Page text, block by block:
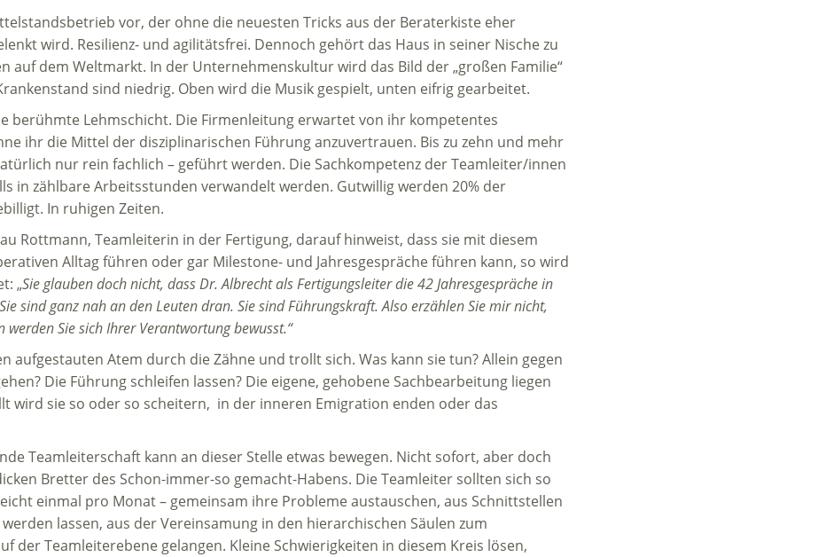
vor, der ohne die neuesten Tricks aus der Beraterkiste eher
wird. Resilienz- und agilitätsfrei. Dennoch gehört das Haus in seiner Nische zu
auf dem Weltmarkt. In der Unternehmenskultur wird das Bild der „großen Familie“
sind niedrig. Oben wird die Musik gespielt, unten eifrig gearbeitet.
berühmte Lehmschicht. Die Firmenleitung erwartet von ihr kompetentes
ihr die Mittel der disziplinarischen Führung anzuvertrauen. Bis zu zehn und mehr
nur rein fachlich – geführt werden. Die Sachkompetenz der Teamleiter/innen
in zählbare Arbeitsstunden verwandelt werden. Gutwillig werden 20% der
In ruhigen Zeiten.
Rottmann, Teamleiterin in der Fertigung, darauf hinweist, dass sie mit diesem
Alltag führen oder gar Milestone- und Jahresgespräche führen kann, so wird
„Sie glauben doch nicht, dass Dr. Albrecht als Fertigungsleiter die 42 Jahresgespräche in
sind ganz nah an den Leuten dran. Sie sind Führungskraft. Also erzählen Sie mir nicht,
Sie sich Ihrer Verantwortung bewusst.“
aufgestauten Atem durch die Zähne und trollt sich. Was kann sie tun? Allein gegen
Die Führung schleifen lassen? Die eigene, gehobene Sachbearbeitung liegen
wird sie so oder so scheitern, in der inneren Emigration enden oder das
Teamleiterschaft kann an dieser Stelle etwas bewegen. Nicht sofort, aber doch
Bretter des Schon-immer-so gemacht-Habens. Die Teamleiter sollten sich so
einmal pro Monat – gemeinsam ihre Probleme austauschen, aus Schnittstellen
lassen, aus der Vereinsamung in den hierarchischen Säulen zum
der Teamleiterebene gelangen. Kleine Schwierigkeiten in diesem Kreis lösen,